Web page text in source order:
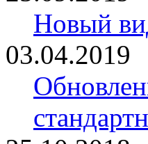
Новый
03.04.2019